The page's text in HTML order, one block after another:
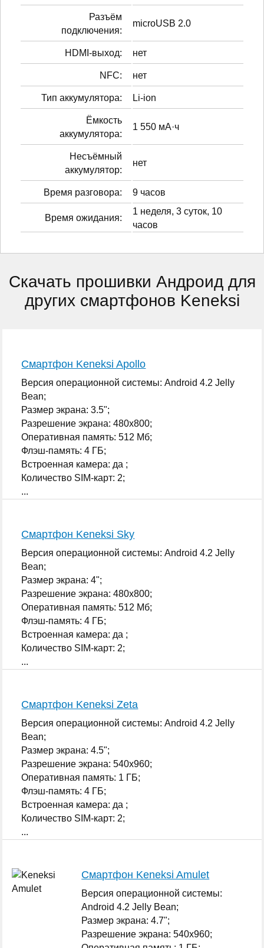
Разъём
подключения:
microUSB 2.0
HDMI-выход: нет
NFC: нет
Тип аккумулятора: Li-ion
Ёмкость
аккумулятора:
1 550 мА·ч
Несъёмный
аккумулятор:
нет
Время разговора: 9 часов
Время ожидания:
1 неделя, 3 суток, 10
часов
Скачать прошивки Андроид для
других смартфонов Keneksi
Смартфон Keneksi Apollo
Версия операционной системы: Android 4.2 Jelly
Bean;
Размер экрана: 3.5";
Разрешение экрана: 480x800;
Оперативная память: 512 Мб;
Флэш-память: 4 ГБ;
Встроенная камера: да ;
Количество SIM-карт: 2;
...
Смартфон Keneksi Sky
Версия операционной системы: Android 4.2 Jelly
Bean;
Размер экрана: 4";
Разрешение экрана: 480x800;
Оперативная память: 512 Мб;
Флэш-память: 4 ГБ;
Встроенная камера: да ;
Количество SIM-карт: 2;
...
Смартфон Keneksi Zeta
Версия операционной системы: Android 4.2 Jelly
Bean;
Размер экрана: 4.5";
Разрешение экрана: 540x960;
Оперативная память: 1 ГБ;
Флэш-память: 4 ГБ;
Встроенная камера: да ;
Количество SIM-карт: 2;
...
Смартфон Keneksi Amulet
Версия операционной системы:
Android 4.2 Jelly Bean;
Размер экрана: 4.7";
Разрешение экрана: 540x960;